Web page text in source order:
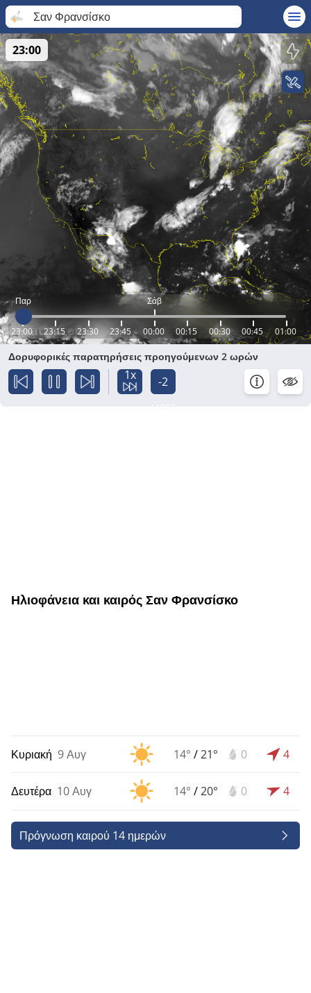
Σαν Φρανσίσκο
Παρ Σάβ
23:00 23:15 23:30 23:45 00:00 00:15 00:30 00:45 01:00
23:00
Δορυφορικές παρατηρήσεις προηγούμενων 2 ωρών
1x
-2
Ηλιοφάνεια και καιρός Σαν Φρανσίσκο
Κυριακή 9 Αυγ 14° /21° 0 4
Δευτέρα 10 Αυγ 14° /20° 0 4
Πρόγνωση καιρού 14 ημερών